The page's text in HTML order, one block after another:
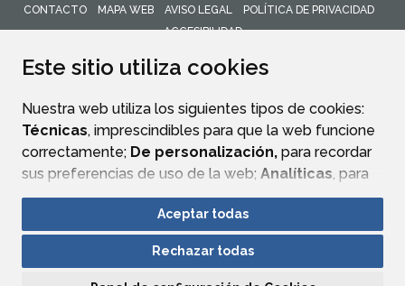
Este sitio utiliza cookies
Nuestra web utiliza los siguientes tipos de cookies:
Técnicas, imprescindibles para que la web funcione
correctamente; De personalización, para recordar
sus preferencias de uso de la web; Analíticas, para
mejorar el funcionamiento de la web y sus servicios.
Si acepta pulsando el botón“Aceptar todas”
consideramos que acepta su uso. Si pulsa el botón
Aceptar todas
Rechazar todas
CONTACTO MAPA WEB AVISO LEGAL
POLÍTICA DE PRIVACIDAD
ACCESIBILIDAD